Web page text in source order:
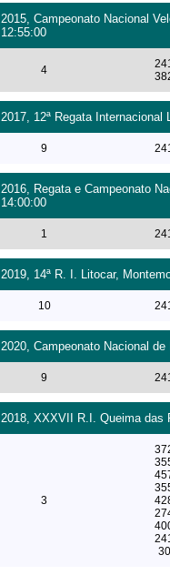
2015, Campeonato Nacional
12:55:00
4
2017, 12ª Regata
9
2016, Regata e Campeonato
14:00:00
1
2019, 14ª R. I. Litocar,
10
2020, Campeonato Nacional
9
2018, XXXVII R.I. Queima das
3